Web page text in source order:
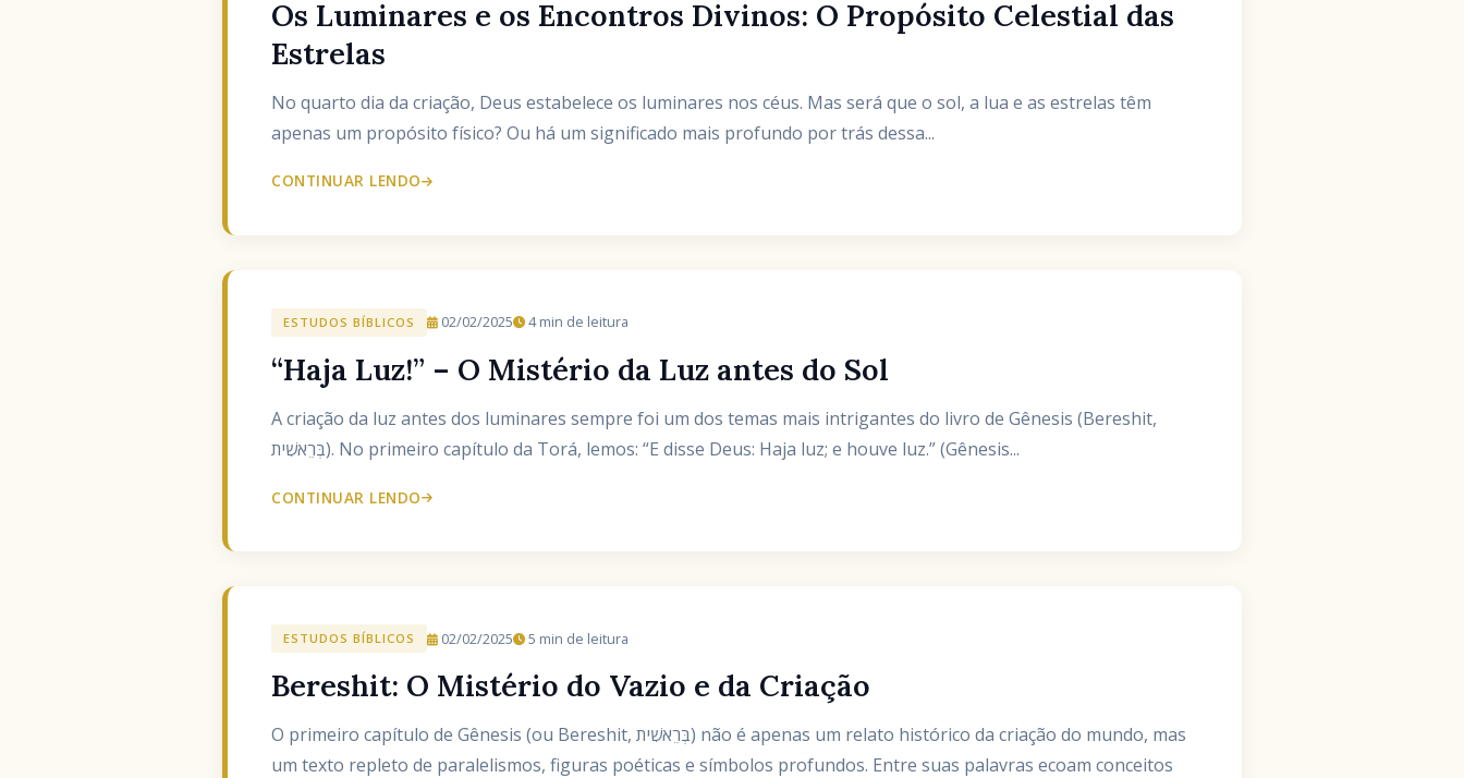
Os Luminares e os Encontros Divinos: O Propósito Celestial das
Estrelas
No quarto dia da criação, Deus estabelece os luminares nos céus. Mas será que o sol, a lua e as estrelas têm
apenas um propósito físico? Ou há um significado mais profundo por trás dessa...
CONTINUAR LENDO
ESTUDOS BÍBLICOS 02/02/2025 4 min de leitura
“Haja Luz!” – O Mistério da Luz antes do Sol
A criação da luz antes dos luminares sempre foi um dos temas mais intrigantes do livro de Gênesis (Bereshit,
בְּרֵאשִׁית). No primeiro capítulo da Torá, lemos: “E disse Deus: Haja luz; e houve luz.” (Gênesis...
CONTINUAR LENDO
ESTUDOS BÍBLICOS 02/02/2025 5 min de leitura
Bereshit: O Mistério do Vazio e da Criação
O primeiro capítulo de Gênesis (ou Bereshit, בְּרֵאשִׁית) não é apenas um relato histórico da criação do mundo, mas
um texto repleto de paralelismos, figuras poéticas e símbolos profundos. Entre suas palavras ecoam conceitos